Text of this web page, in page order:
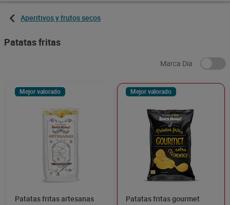
Aperitivos y frutos secos
Patatas fritas
Marca Dia
Mejor valorado
Patatas fritas artesanas
Mejor valorado
Patatas fritas gourmet